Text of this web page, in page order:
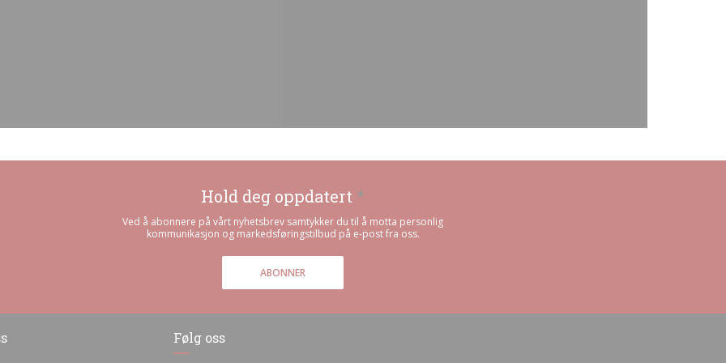
Hold deg oppdatert *
Ved å abonnere på vårt nyhetsbrev samtykker du til å motta personlig
kommunikasjon og markedsføringstilbud på e-post fra oss.
ABONNER
Følg oss